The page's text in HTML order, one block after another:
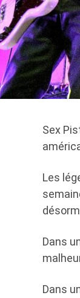
Sex
Les
Dans
Dans